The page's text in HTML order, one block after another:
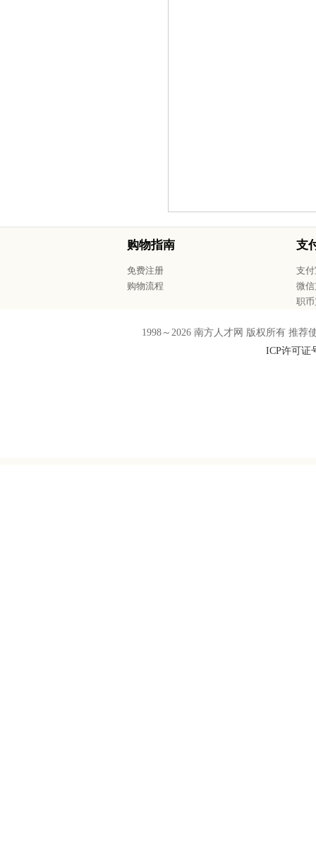
购物指南
免费注册
购物流程
支
支
微
职
1998～ 2026 南方人才网 版权所有 推荐
ICP许可证